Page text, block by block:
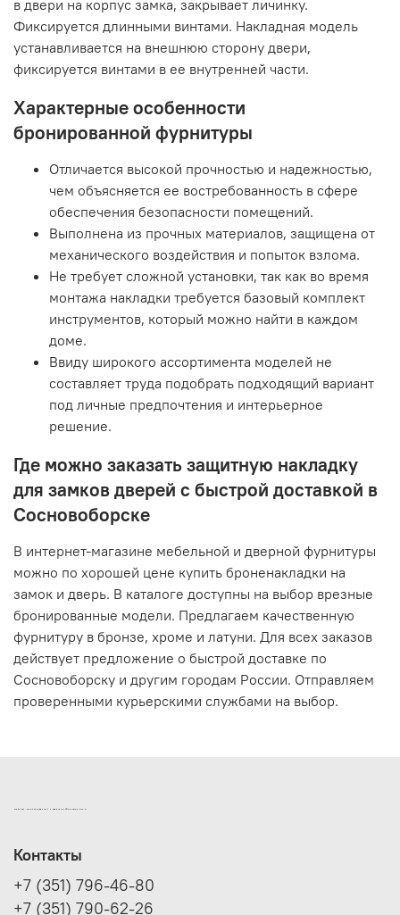
в двери на корпус замка, закрывает личинку.
Фиксируется длинными винтами. Накладная модель
устанавливается на внешнюю сторону двери,
фиксируется винтами в ее внутренней части.
Характерные особенности
бронированной фурнитуры
Отличается высокой прочностью и надежностью,
чем объясняется ее востребованность в сфере
обеспечения безопасности помещений.
Выполнена из прочных материалов, защищена от
механического воздействия и попыток взлома.
Не требует сложной установки, так как во время
монтажа накладки требуется базовый комплект
инструментов, который можно найти в каждом
доме.
Ввиду широкого ассортимента моделей не
составляет труда подобрать подходящий вариант
под личные предпочтения и интерьерное
решение.
Где можно заказать защитную накладку
для замков дверей с быстрой доставкой в
Сосновоборске
В интернет-магазине мебельной и дверной фурнитуры
можно по хорошей цене купить броненакладки на
замок и дверь. В каталоге доступны на выбор врезные
бронированные модели. Предлагаем качественную
фурнитуру в бронзе, хроме и латуни. Для всех заказов
действует предложение о быстрой доставке по
Сосновоборску и другим городам России. Отправляем
проверенными курьерскими службами на выбор.
ИНТЕРНЕТ-МАГАЗИН ДВЕРНОЙ И МЕБЕЛЬНОЙ ФУРНИТУРЫ САМ
Контакты
+7 (351) 796-46-80
+7 (351) 790-62-26